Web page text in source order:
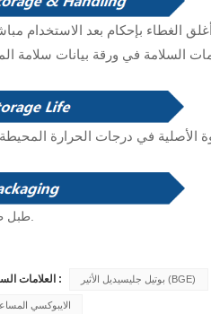
طبلطَرد.
العلامات الساخنة : بوتيل جليسيديل الأثير (BGE)
الايبوكسي